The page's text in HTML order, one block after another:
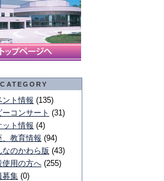
CATEGORY
ント情報 (135)
ーコンサート (31)
ット情報 (4)
、教育情報 (94)
なのかわら版 (43)
使用の方へ (255)
募集 (0)